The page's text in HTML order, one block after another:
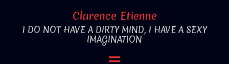
contenu
Clarence Etienne
I DO NOT HAVE A DIRTY MIND, I HAVE A SEXY
IMAGINATION
Ouvrir/fermer